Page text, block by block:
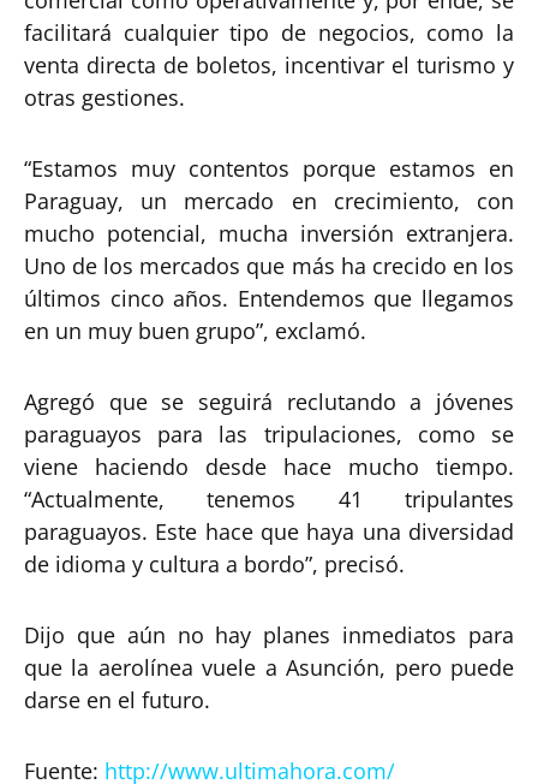
facilitará cualquier tipo de negocios, como la
venta directa de boletos, incentivar el turismo y
otras gestiones.
“Estamos muy contentos porque estamos en
Paraguay, un mercado en crecimiento, con
mucho potencial, mucha inversión extranjera.
Uno de los mercados que más ha crecido en los
últimos cinco años. Entendemos que llegamos
en un muy buen grupo”, exclamó.
Agregó que se seguirá reclutando a jóvenes
paraguayos para las tripulaciones, como se
viene haciendo desde hace mucho tiempo.
“Actualmente, tenemos 41 tripulantes
paraguayos. Este hace que haya una diversidad
de idioma y cultura a bordo”, precisó.
Dijo que aún no hay planes inmediatos para
que la aerolínea vuele a Asunción, pero puede
darse en el futuro.
Fuente: http://www.ultimahora.com/